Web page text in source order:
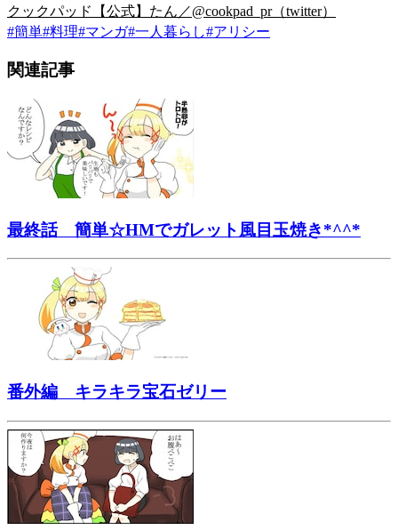
クックパッド【公式】たん／@cookpad_pr（twitter）
#簡単#料理#マンガ#一人暮らし#アリシー
関連記事
最終話 簡単☆HMでガレット風目玉焼き*^^*
番外編 キラキラ宝石ゼリー